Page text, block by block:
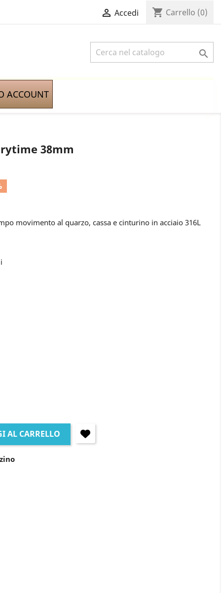
 Accedi shopping_cart Carrello (0)

ACCOUNT
38mm
movimento al quarzo, cassa e cinturino in acciaio 316L
AL CARRELLO